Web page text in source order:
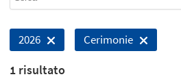
2026 Cerimonie
1 risultato